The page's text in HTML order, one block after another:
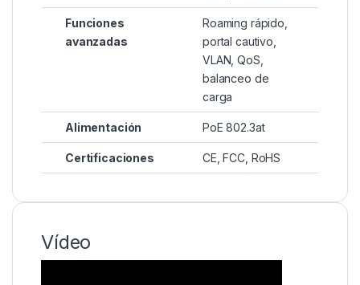
Funciones
avanzadas
Roaming rápido,
portal cautivo,
VLAN, QoS,
balanceo de
carga
Alimentación PoE 802.3at
Certificaciones CE, FCC, RoHS
Vídeo